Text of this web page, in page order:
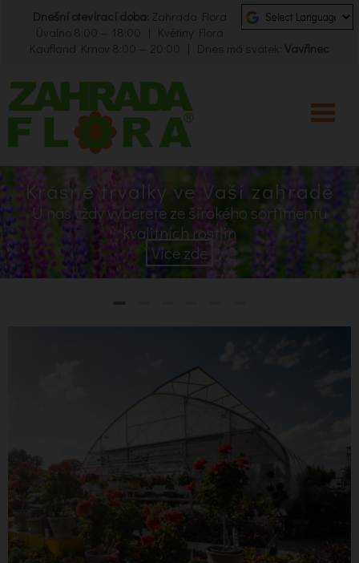
Dnešní otevírací doba: Zahrada Flora
Úvalno 8:00 — 18:00 | Květiny Flora
Kaufland Krnov 8:00 — 20:00 | Dnes má svátek: Vavřinec
Krásné trvalky ve Vaší zahradě
U nás vždy vyberete ze širokého sortimentu
kvalitních rostlin
Více zde